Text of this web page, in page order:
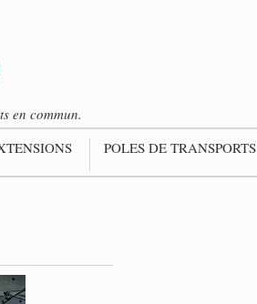
en commun.
POLES DE TRANSPORTS